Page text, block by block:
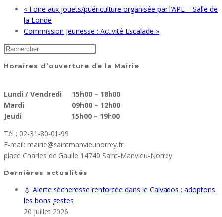
« Foire aux jouets/puériculture organisée par l’APE – Salle de
la Londe
Commission Jeunesse : Activité Escalade »
Horaires d’ouverture de la Mairie
Lundi / Vendredi 15h00 – 18h00
Mardi 09h00 – 12h00
Jeudi 15h00 – 19h00
Tél : 02-31-80-01-99
E-mail: mairie@saintmanvieunorrey.fr
place Charles de Gaulle 14740 Saint-Manvieu-Norrey
Dernières actualités
💧 Alerte sécheresse renforcée dans le Calvados : adoptons
les bons gestes
20 juillet 2026